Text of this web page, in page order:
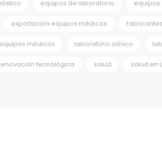
equipos de laboratorio
exportación equipos médicos
médicos laboratorio clínico
tecnológica salud salud en